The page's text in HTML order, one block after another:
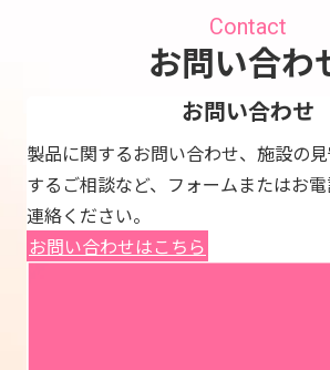
Contact
お問い合わ
お問い合わせ
製品に関するお問い合わせ、施設の
するご相談など、フォームまたはお
連絡ください。
お問い合わせはこちら